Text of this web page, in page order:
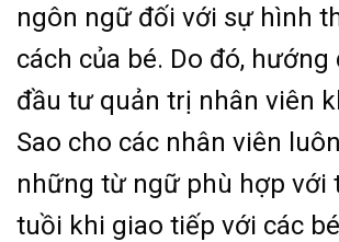
ngôn ngữ đối với sự hình
cách của bé. Do đó, hướng
đầu tư quản trị nhân viên
Sao cho các nhân viên
những từ ngữ phù hợp với
tuồi khi giao tiếp với các